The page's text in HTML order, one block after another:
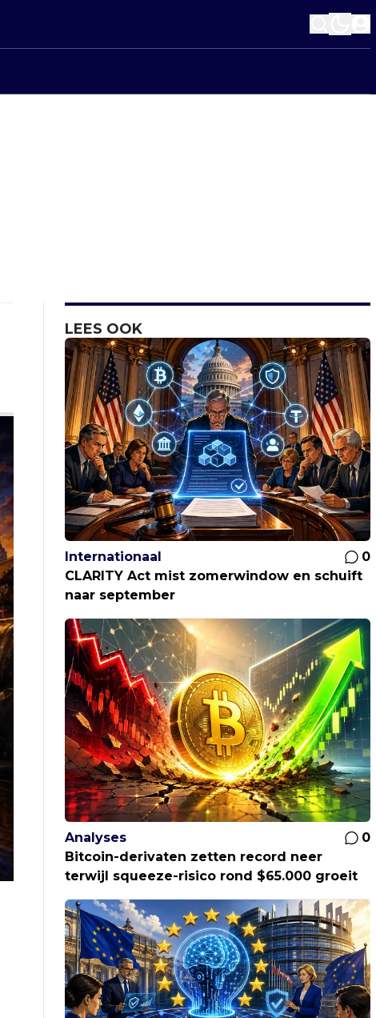
LEES OOK
Internationaal
0
CLARITY Act mist zomerwindow en schuift
naar september
Analyses
0
Bitcoin-derivaten zetten record neer
terwijl squeeze-risico rond $65.000 groeit